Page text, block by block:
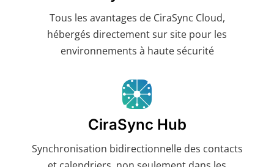
Tous les avantages de CiraSync Cloud,
hébergés directement sur site pour les
environnements à haute sécurité
CiraSync Hub
Synchronisation bidirectionnelle des contacts